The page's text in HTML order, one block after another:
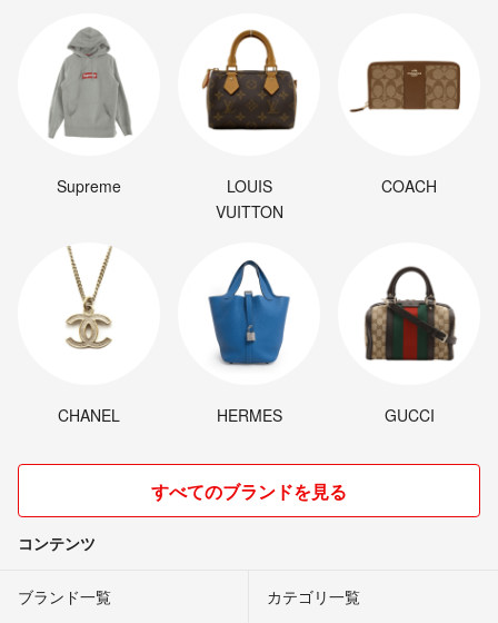
Supreme
LOUIS
VUITTON
COACH
CHANEL HERMES GUCCI
すべてのブランドを見る
コンテンツ
ブランド一覧 カテゴリ一覧